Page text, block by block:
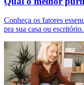
Conheça os fatores
pra sua casa ou